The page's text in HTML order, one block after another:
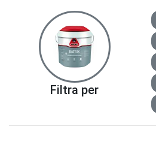
Filtra per